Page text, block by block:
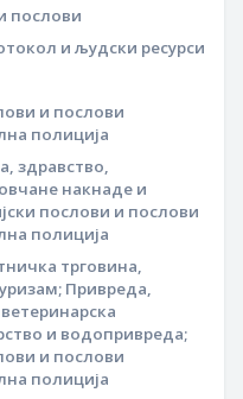
послови
и људски ресурси
и послови
полиција
здравство,
накнаде и
послови и послови
полиција
трговина,
Привреда,
и водопривреда;
и послови
полиција